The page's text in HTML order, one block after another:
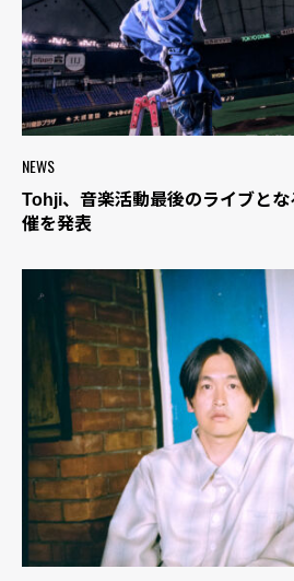
NEWS
Tohji、音楽活動最後のライブとな
催を発表